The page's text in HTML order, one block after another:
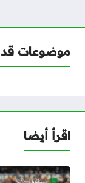
موضوعات
اقرأ أيضا